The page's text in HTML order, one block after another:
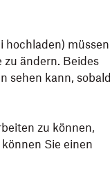
hochladen) müssen
ändern. Beides
sehen kann, sobald
zu können,
Sie einen